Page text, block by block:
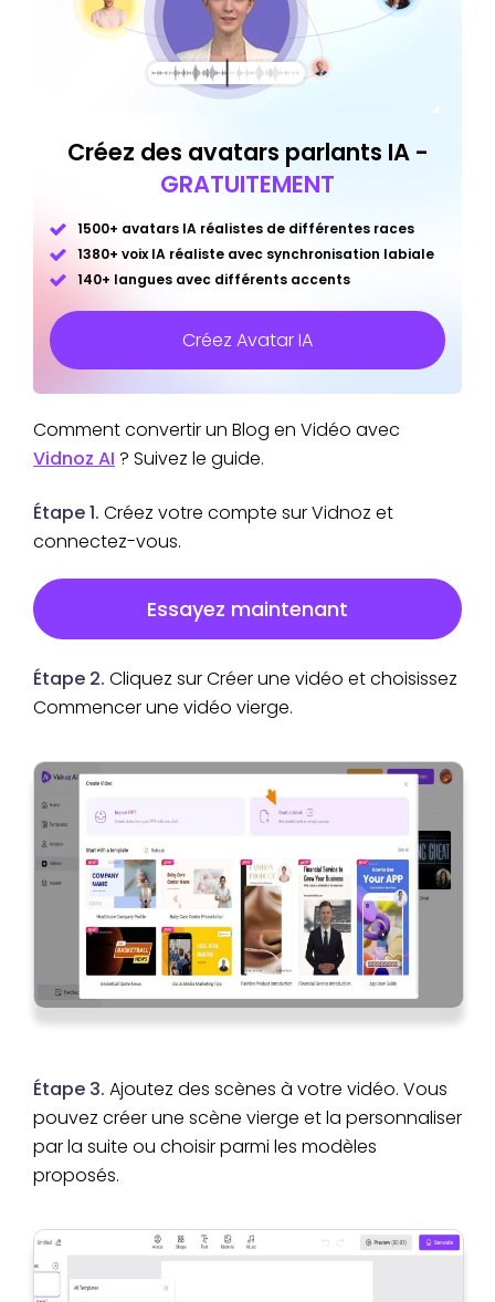
Créez des avatars parlants IA -
GRATUITEMENT
1500+ avatars IA réalistes de différentes races
1380+ voix IA réaliste avec synchronisation labiale
140+ langues avec différents accents
Créez Avatar IA
Comment convertir un Blog en Vidéo avec
Vidnoz AI ? Suivez le guide.
Étape 1. Créez votre compte sur Vidnoz et
connectez-vous.
Essayez maintenant
Étape 2. Cliquez sur Créer une vidéo et choisissez
Commencer une vidéo vierge.
Étape 3. Ajoutez des scènes à votre vidéo. Vous
pouvez créer une scène vierge et la personnaliser
par la suite ou choisir parmi les modèles
proposés.